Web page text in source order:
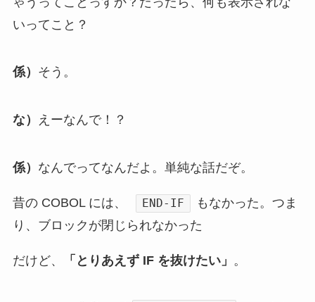
いってこと？
係） そう。
な） えーなんで！？
係） なんでってなんだよ。単純な話だぞ。
昔の COBOL には、 END-IF
もなかった。つま
り、ブロックが閉じられなかった
だけど、 「とりあえず IF を抜けたい」 。